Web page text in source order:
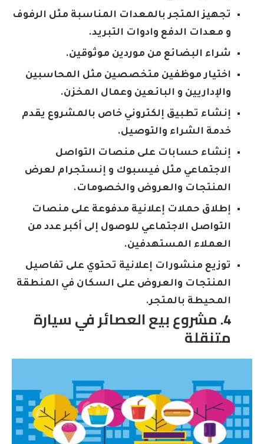
تجهيز المتجر بالمعدات المناسبة مثل الرفوف
و معدات الدفع وادوات التبريد.
شراء البضائع من موردين موثوقين.
اختيار موظفين متخصصين مثل المحاسبين
والإداريين و البائعين وعمال المخزن.
إنشاء تطبيق إلكتروني خاص بالمشروع يقدم
خدمة الشراء والتوصيل.
إنشاء حسابات على منصات التواصل
الاجتماعي مثل فيسبوك و إنستجرام لعرض
المنتجات والعروض والخصومات.
إطلاق حملات إعلانية مدفوعة على منصات
التواصل الاجتماعي للوصول إلى أكبر عدد من
العملاء المستهدفين.
توزيع منشورات إعلانية تحتوي على تفاصيل
المنتجات والعروض على السكان في المنطقة
المحيطة بالمتجر.
4. مشروع بيع العصائر في سيارة
متنقلة